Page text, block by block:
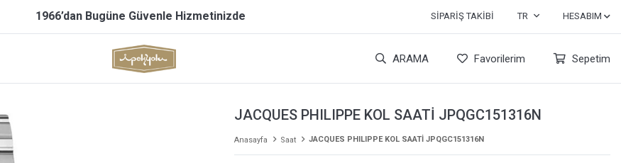
1966’dan Bugüne Güvenle Hizmetinizde SIPARIŞ TAKIBI TR HESABIM
ARAMA Favorilerim Sepetim
JACQUES PHILIPPE KOL SAATİ JPQGC151316N
Anasayfa Saat JACQUES PHILIPPE KOL SAATİ JPQGC151316N